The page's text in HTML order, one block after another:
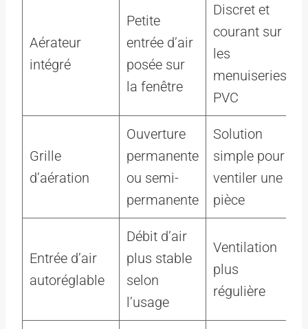
Aérateur
intégré
Petite
entrée d’air
posée sur
la fenêtre
Discret et
courant sur
les
menuiseries
PVC
Grille
d’aération
Ouverture
permanente
ou semi-
permanente
Solution
simple pour
ventiler une
pièce
Entrée d’air
autoréglable
Débit d’air
plus stable
selon
l’usage
Ventilation
plus
régulière